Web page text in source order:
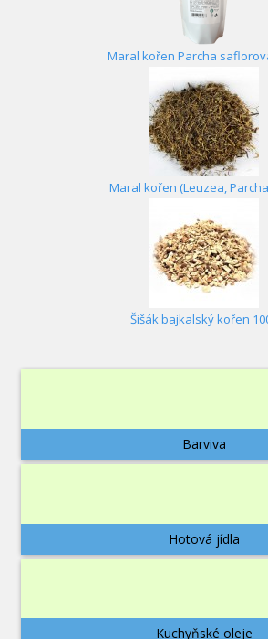
Maral kořen Parcha
Maral kořen (Leuzea,
Šišák bajkalský kořen
Barviva
Hotová jídla
Kuchyňské oleje